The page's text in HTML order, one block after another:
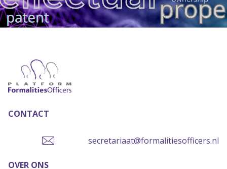
CONTACT
secretariaat@formalitiesofficers.nl
OVER ONS